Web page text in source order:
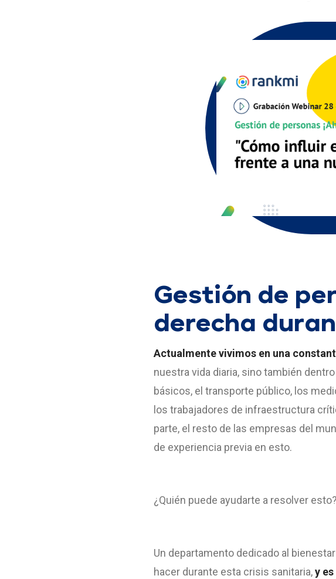
Gestión de
derecha
Actualmente vivimos en una
nuestra vida diaria, sino también
básicos, el transporte público, los
los trabajadores de infraestructura
parte, el resto de las empresas del
de experiencia previa en esto.
¿Quién puede ayudarte a resolver esto?
Un departamento dedicado al
hacer durante esta crisis sanitaria,y